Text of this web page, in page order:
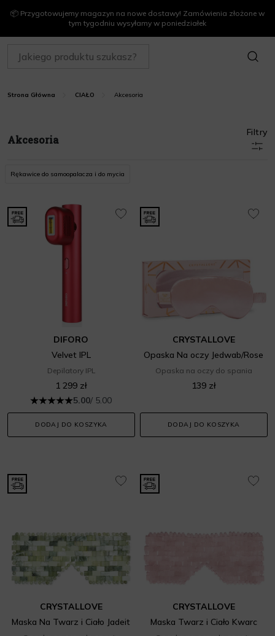
📦 Przygotowujemy magazyn na nowe dostawy! Zamówienia złożone w
tym tygodniu wysyłamy w poniedziałek
SZUKAJ
Strona Główna CIAŁO Akcesoria
Akcesoria
Filtry
Rękawice do samoopalacza i do mycia
DIFORO
Velvet IPL
Depilatory IPL
1 299 zł
5.00/ 5.00
DODAJ DO KOSZYKA
CRYSTALLOVE
Opaska Na oczy Jedwab/Rose
Opaska na oczy do spania
139 zł
DODAJ DO KOSZYKA
CRYSTALLOVE
Maska Na Twarz i Ciało Jadeit
CRYSTALLOVE
Maska Twarz i Ciało Kwarc